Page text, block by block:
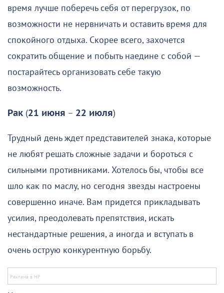
время лучше поберечь себя от перегрузок, по
возможности не нервничать и оставить время для
спокойного отдыха. Скорее всего, захочется
сократить общение и побыть наедине с собой —
постарайтесь организовать себе такую
возможность.
Рак (21 июня – 22 июля)
Трудный день ждет представителей знака, которые
не любят решать сложные задачи и бороться с
сильными противниками. Хотелось бы, чтобы все
шло как по маслу, но сегодня звезды настроены
совершенно иначе. Вам придется прикладывать
усилия, преодолевать препятствия, искать
нестандартные решения, а иногда и вступать в
очень острую конкурентную борьбу.